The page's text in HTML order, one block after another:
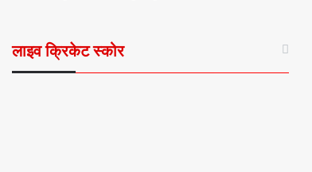
लाइव क्रिकेट स्कोर